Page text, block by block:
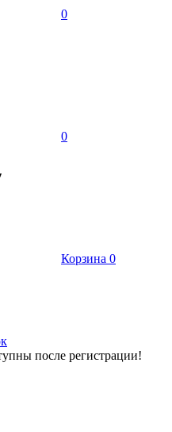
0
0
Корзина 0
после регистрации!